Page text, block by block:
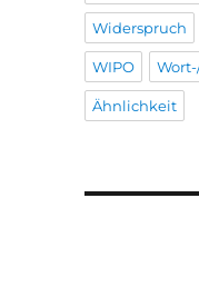
Widerspruch
WIPO
Ähnlichkeit